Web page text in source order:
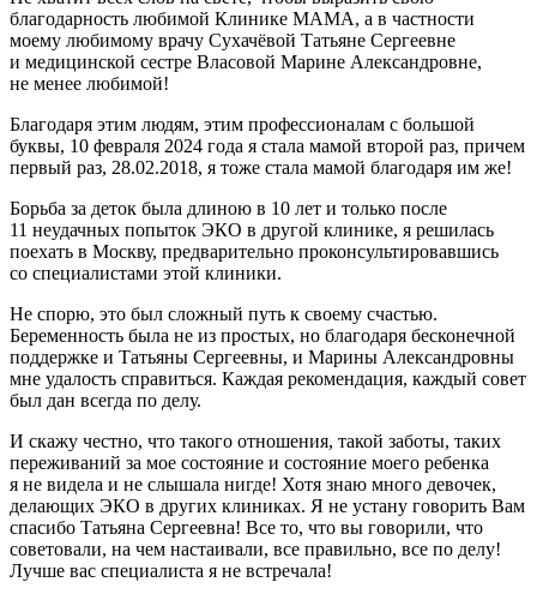
благодарность любимой Клинике МАМА, а в частности
моему любимому врачу Сухачёвой Татьяне Сергеевне
и медицинской сестре Власовой Марине Александровне,
не менее любимой!
Благодаря этим людям, этим профессионалам с большой
буквы, 10 февраля 2024 года я стала мамой второй раз, причем
первый раз, 28.02.2018, я тоже стала мамой благодаря им же!
Борьба за деток была длиною в 10 лет и только после
11 неудачных попыток ЭКО в другой клинике, я решилась
поехать в Москву, предварительно проконсультировавшись
со специалистами этой клиники.
Не спорю, это был сложный путь к своему счастью.
Беременность была не из простых, но благодаря бесконечной
поддержке и Татьяны Сергеевны, и Марины Александровны
мне удалость справиться. Каждая рекомендация, каждый совет
был дан всегда по делу.
И скажу честно, что такого отношения, такой заботы, таких
переживаний за мое состояние и состояние моего ребенка
я не видела и не слышала нигде! Хотя знаю много девочек,
делающих ЭКО в других клиниках. Я не устану говорить Вам
спасибо Татьяна Сергеевна! Все то, что вы говорили, что
советовали, на чем настаивали, все правильно, все по делу!
Лучше вас специалиста я не встречала!